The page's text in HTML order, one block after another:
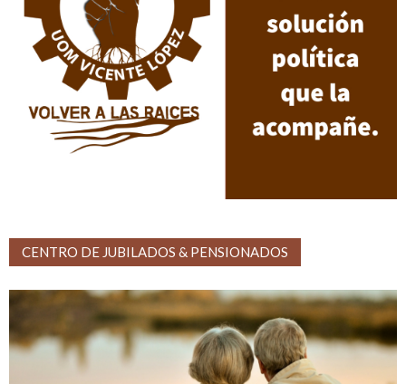
CENTRO DE JUBILADOS & PENSIONADOS